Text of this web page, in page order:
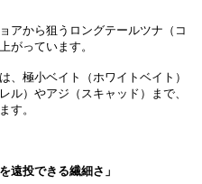
アから狙うロングテールツナ（コ
がっています。
、極小ベイト（ホワイトベイト）
ル）やアジ（スキャッド）まで、
す。
遠投できる繊細さ」